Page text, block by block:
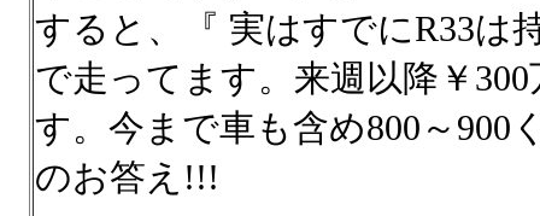
すると、『 実はすでにR33は
で走ってます。来週以降￥
す。今まで車も含め800～900
のお答え!!!